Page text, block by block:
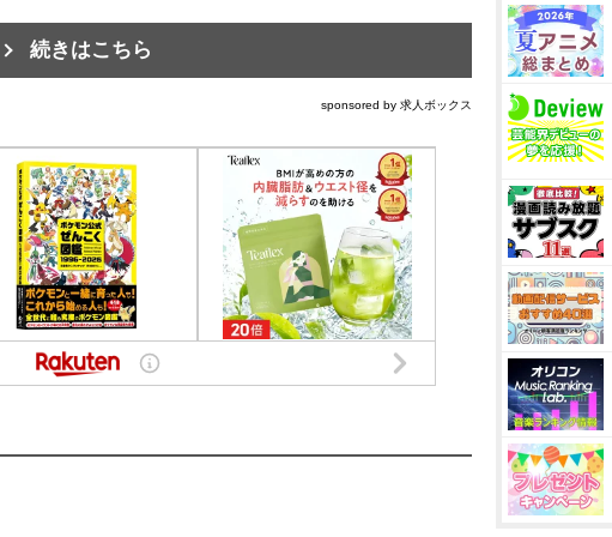
続きはこちら
sponsored by 求人ボックス